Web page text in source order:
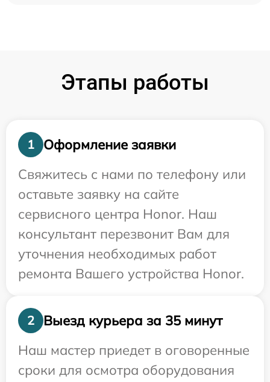
Этапы работы
1
Оформление заявки
Свяжитесь с нами по телефону или
оставьте заявку на сайте
сервисного центра Honor. Наш
консультант перезвонит Вам для
уточнения необходимых работ
ремонта Вашего устройства Honor.
2
Выезд курьера за 35 минут
Наш мастер приедет в оговоренные
сроки для осмотра оборудования